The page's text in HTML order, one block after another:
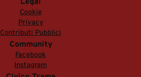
Cookie
Privacy
Contributi Pubblici
Community
Facebook
Instagram